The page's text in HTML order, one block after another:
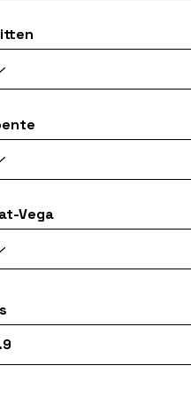
Vega